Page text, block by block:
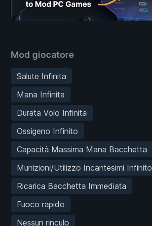
Mod giocatore
Salute Infinita
Mana Infinita
Durata Volo Infinita
Ossigeno Infinito
Capacità Massima Mana Bacchetta
Munizioni/Utilizzo Incantesimi Infinito
Ricarica Bacchetta Immediata
Fuoco rapido
Nessun rinculo